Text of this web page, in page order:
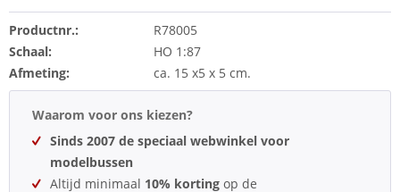
Productnr.:
R78005
Schaal:
HO 1:87
Afmeting:
ca. 15 x5 x 5 cm.
Waarom voor ons kiezen?
Sinds 2007 de speciaal webwinkel voor
modelbussen
Altijd minimaal 10% korting op de